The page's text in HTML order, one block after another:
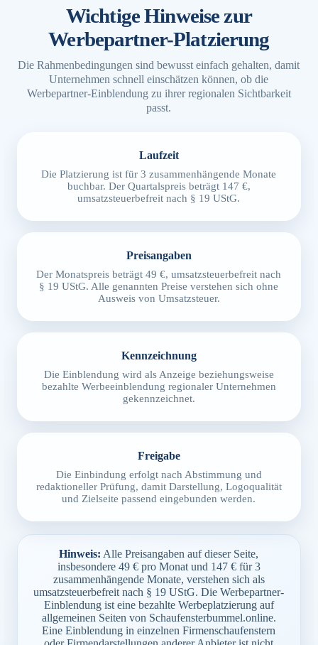
Wichtige Hinweise zur
Werbepartner-Platzierung
Die Rahmenbedingungen sind bewusst einfach gehalten, damit
Unternehmen schnell einschätzen können, ob die
Werbepartner-Einblendung zu ihrer regionalen Sichtbarkeit
passt.
Laufzeit
Die Platzierung ist für 3 zusammenhängende Monate
buchbar. Der Quartalspreis beträgt 147 €,
umsatzsteuerbefreit nach § 19 UStG.
Preisangaben
Der Monatspreis beträgt 49 €, umsatzsteuerbefreit nach
§ 19 UStG. Alle genannten Preise verstehen sich ohne
Ausweis von Umsatzsteuer.
Kennzeichnung
Die Einblendung wird als Anzeige beziehungsweise
bezahlte Werbeeinblendung regionaler Unternehmen
gekennzeichnet.
Freigabe
Die Einbindung erfolgt nach Abstimmung und
redaktioneller Prüfung, damit Darstellung, Logoqualität
und Zielseite passend eingebunden werden.
Hinweis: Alle Preisangaben auf dieser Seite,
insbesondere 49 € pro Monat und 147 € für 3
zusammenhängende Monate, verstehen sich als
umsatzsteuerbefreit nach § 19 UStG. Die Werbepartner-
Einblendung ist eine bezahlte Werbeplatzierung auf
allgemeinen Seiten von Schaufensterbummel.online.
Eine Einblendung in einzelnen Firmenschaufenstern